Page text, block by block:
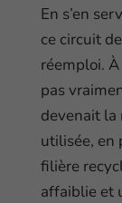
En s’en
ce circuit
réemploi. À
pas
devenait la
utilisée, en
filière
affaiblie et